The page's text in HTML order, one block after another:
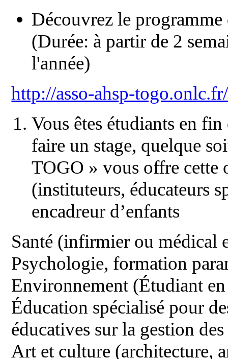
Découvrez le
(Durée: à partir de 2
l'année)
http://asso-ahsp-
Vous êtes étudiants en
faire un stage, quelque
TOGO » vous offre cette
(instituteurs, éducateurs
encadreur d’enfants
Santé (infirmier ou médical
Psychologie, formation
Environnement (Étudiant
Éducation spécialisé pour
éducatives sur la gestion
Art et culture (architecture,